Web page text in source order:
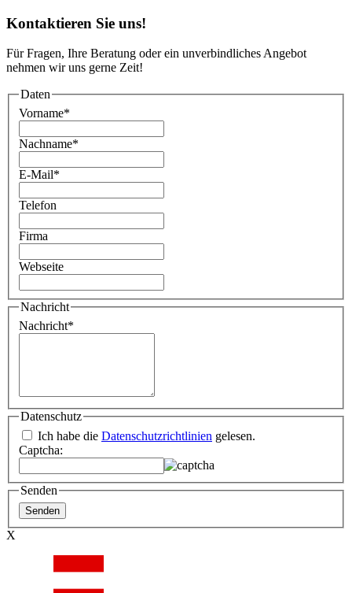
Kontaktieren Sie uns!
Für Fragen, Ihre Beratung oder ein unverbindliches Angebot
nehmen wir uns gerne Zeit!
Daten
Vorname*
Nachname*
E-Mail*
Telefon
Firma
Webseite
Nachricht
Nachricht*
Datenschutz
Ich habe die Datenschutzrichtlinien gelesen.
Captcha:
Senden
X